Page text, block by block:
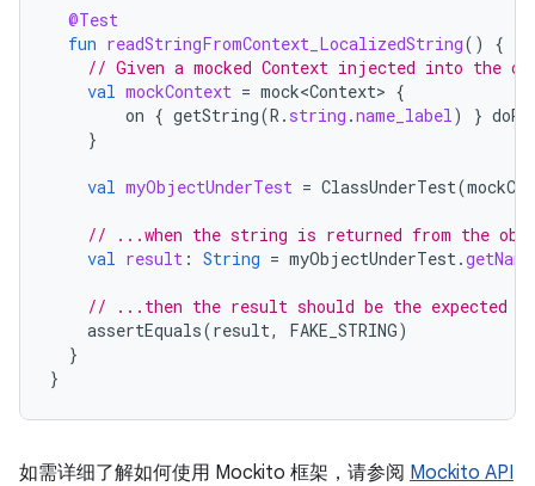
@Test
fun readStringFromContext_LocalizedString()
{
// Given a mocked Context injected into the
val mockContext = mock<Context> {
on { getString(R . string .name_label) }
}
val myObjectUnderTest = ClassUnderTest(
// ...when the string is returned from the
val result : String = myObjectUnderTest.getName
// ...then the result should be the expected
assertEquals(result, FAKE_STRING)
}
}
如需详细了解如何使用 Mockito 框架，请参阅 Mockito API